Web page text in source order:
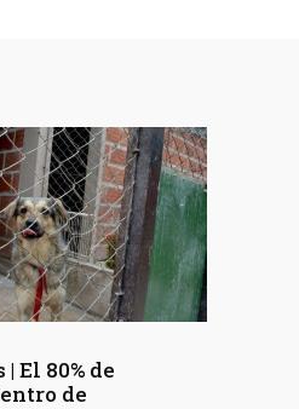
El 80% de
de